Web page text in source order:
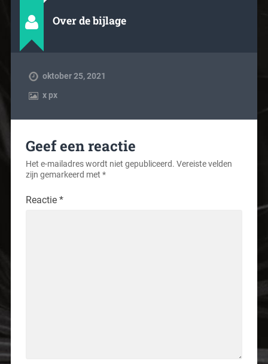
Over de bijlage
oktober 25, 2021
xpx
Geef een reactie
Het e-mailadres wordt niet gepubliceerd. Vereiste velden
zijn gemarkeerd met *
Reactie *